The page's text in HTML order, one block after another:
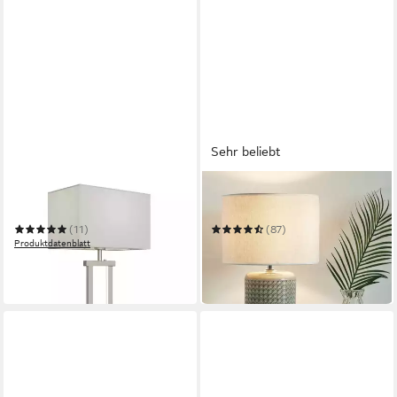
(11)
Produktdatenblatt
Sehr beliebt
Tischleuchte Go for Glow
(87)
-22%
in 2-3 Werktagen bei dir